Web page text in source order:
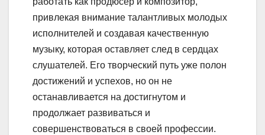
привлекая внимание талантливых молодых
исполнителей и создавая качественную
музыку, которая оставляет след в сердцах
слушателей. Его творческий путь уже полон
достижений и успехов, но он не
останавливается на достигнутом и
продолжает развиваться и
совершенствоваться в своей профессии.